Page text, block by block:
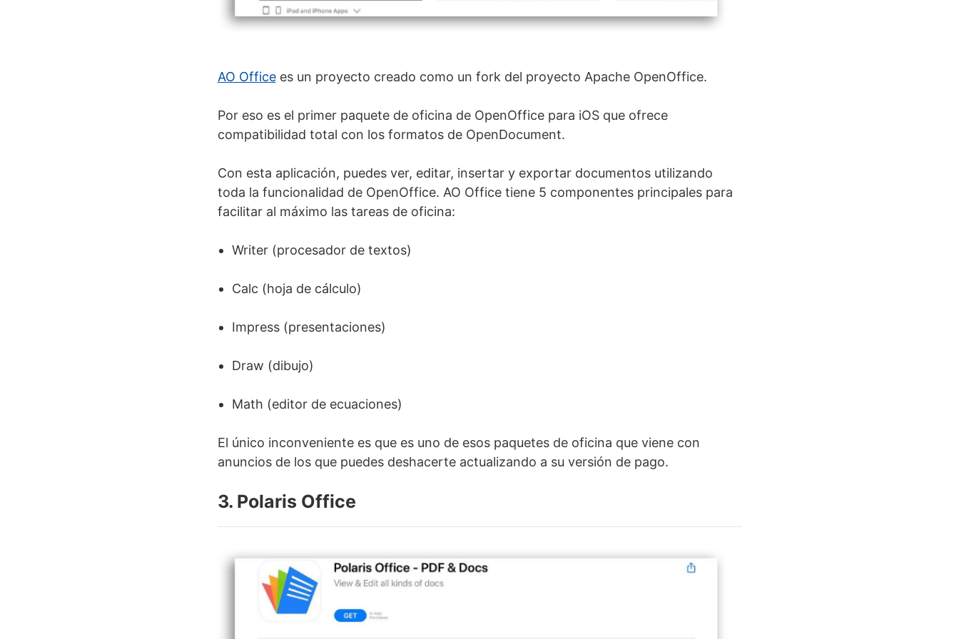
AO Officees un proyecto creado como un fork del proyecto Apache OpenOffice.
Por eso es el primer paquete de oficina de OpenOffice para iOS que ofrece
compatibilidad total con los formatos de OpenDocument.
Con esta aplicación, puedes ver, editar, insertar y exportar documentos utilizando
toda la funcionalidad de OpenOffice. AO Office tiene 5 componentes principales para
facilitar al máximo las tareas de oficina:
Writer (procesador de textos)
Calc (hoja de cálculo)
Impress (presentaciones)
Draw (dibujo)
Math (editor de ecuaciones)
El único inconveniente es que es uno de esos paquetes de oficina que viene con
anuncios de los que puedes deshacerte actualizando a su versión de pago.
3. Polaris Office